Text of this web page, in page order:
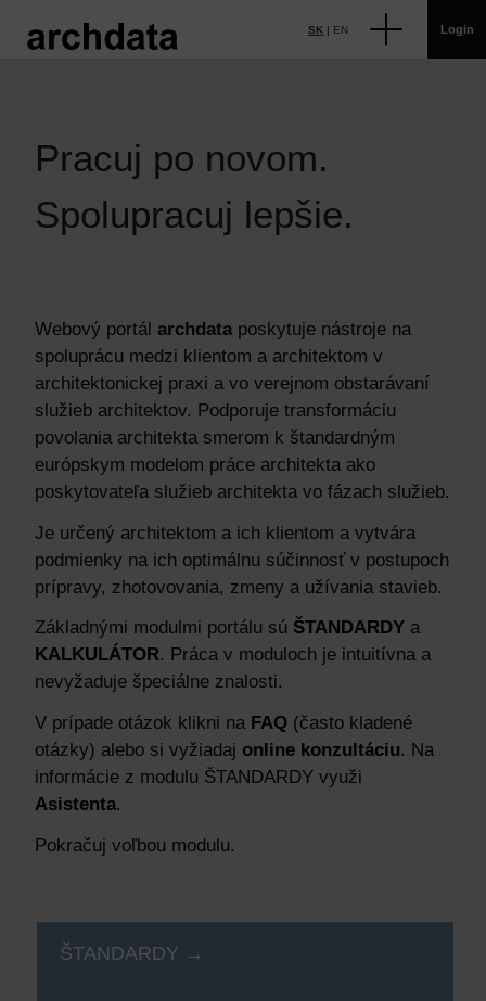
SK | EN Login
Pracuj po novom.
Spolupracuj lepšie.
Webový portál archdataposkytuje nástroje na
spoluprácu medzi klientom a architektom v
architektonickej praxi a vo verejnom obstarávaní
služieb architektov. Podporuje transformáciu
povolania architekta smerom k štandardným
európskym modelom práce architekta ako
poskytovateľa služieb architekta vo fázach služieb.
Je určený architektom a ich klientom a vytvára
podmienky na ich optimálnu súčinnosť v postupoch
prípravy, zhotovovania, zmeny a užívania stavieb.
Základnými modulmi portálu sú ŠTANDARDY a
KALKULÁTOR. Práca v moduloch je intuitívna a
nevyžaduje špeciálne znalosti.
V prípade otázok klikni na FAQ (často kladené
otázky) alebo si vyžiadaj online konzultáciu. Na
informácie z modulu ŠTANDARDY využi
Asistenta.
Pokračuj voľbou modulu.
ŠTANDARDY